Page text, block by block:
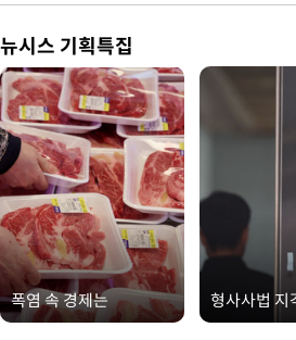
뉴시스 기획특집
폭염 속 경제는 형사사법 지